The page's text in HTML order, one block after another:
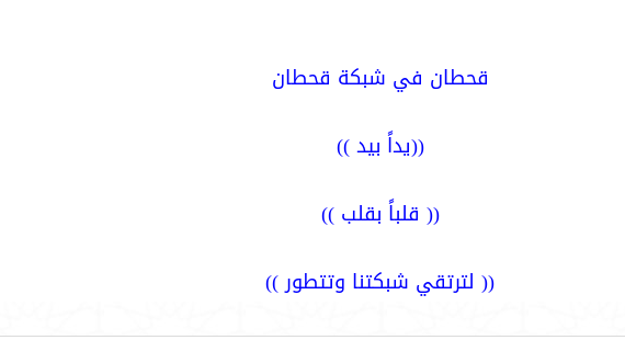
قحطان في شبكة قحطان
((يداً بيد ))
(( قلباً بقلب ))
(( لترتقي شبكتنا وتتطور ))